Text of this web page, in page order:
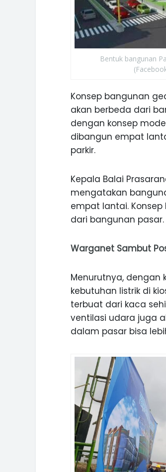
Bentuk bangunan
Konsep bangunan
akan berbeda dari
dengan konsep
dibangun empat
parkir.
Kepala Balai
mengatakan
empat lantai.
dari bangunan pasar.
Warganet Sambut
Menurutnya, dengan
kebutuhan listrik di
terbuat dari kaca
ventilasi udara juga
dalam pasar bisa